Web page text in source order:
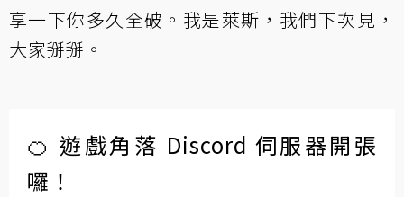
享一下你多久全破。我是萊斯，我們下次見，
大家掰掰。
🍊 遊戲角落 Discord 伺服器開張
囉！